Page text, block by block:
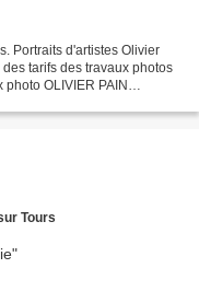
Portraits d'artistes Olivier
tarifs des travaux photos
Tours